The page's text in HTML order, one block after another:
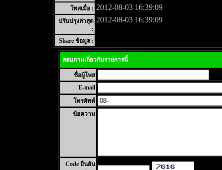
โพสเมื่อ : 2012-08-03 16:39:09
ปรับปรุงล่าสุด
:
2012-08-03 16:39:09
Share ข้อมูล :
สอบถามเกี่ยวกับรายการนี้
ชื่อผู้โพส
E-mail
โทรศัพท์
ข้อความ
Code ยืนยัน